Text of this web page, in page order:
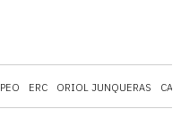
ERC ORIOL JUNQUERAS